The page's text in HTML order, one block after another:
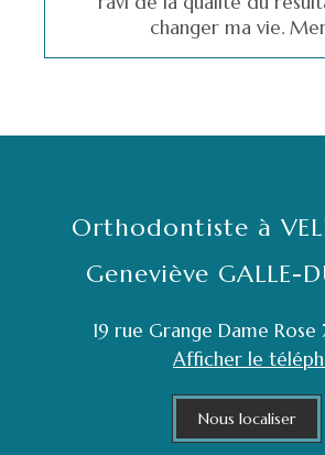
changer ma vie.
Orthodontiste à
Geneviève GALLE-
19 rue Grange Dame Rose
Afficher le
Nous localiser